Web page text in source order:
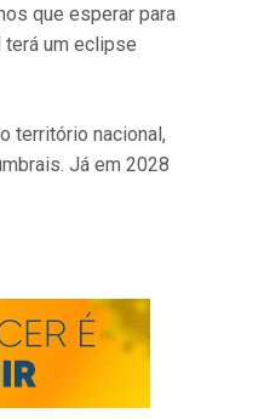
que esperar para
terá um eclipse
território nacional,
Já em 2028